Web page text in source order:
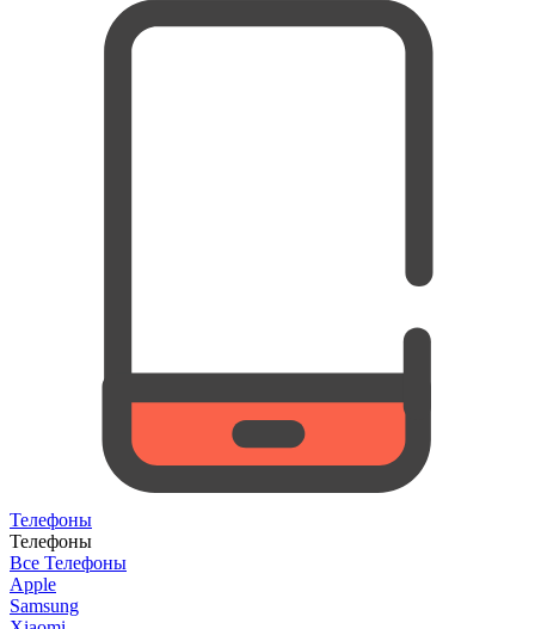
Телефоны
Телефоны
Все Телефоны
Apple
Samsung